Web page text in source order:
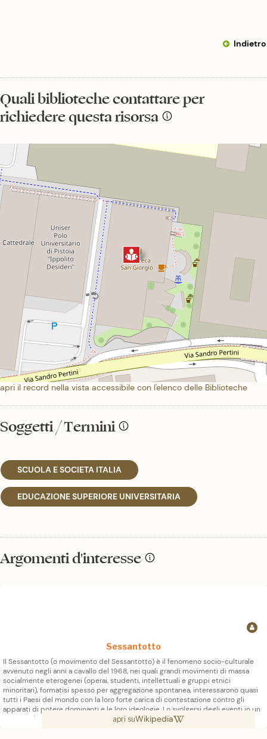
Indietro
Quali biblioteche contattare per
richiedere questa risorsa
apri il record nella vista accessibile con l'elenco delle Biblioteche
Soggetti / Termini
SCUOLA E SOCIETA ITALIA
EDUCAZIONE SUPERIORE UNIVERSITARIA
Argomenti d'interesse
Sessantotto
Il Sessantotto (o movimento del Sessantotto) è il fenomeno socio-culturale
avvenuto negli anni a cavallo del 1968, nei quali grandi movimenti di massa
socialmente eterogenei (operai, studenti, intellettuali e gruppi etnici
minoritari), formatisi spesso per aggregazione spontanea, interessarono quasi
tutti i Paesi del mondo con la loro forte carica di contestazione contro gli
apparati di potere dominanti e le loro ideologie. Lo svolgersi degli eventi in un
tempo relativamente ristretto contribuì a identificare il movimento col nome
apri suWikipedia